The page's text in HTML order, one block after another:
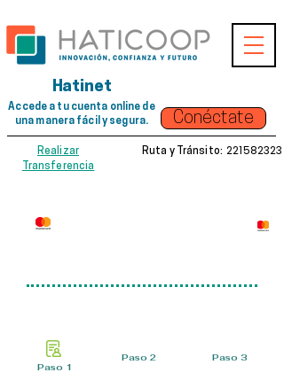
Hatinet
Accede a tu cuenta online de
una manera fácil y segura.
Conéctate
Realizar
Transferencia
Ruta y Tránsito:221582323
Paso 1
Paso 2 Paso 3